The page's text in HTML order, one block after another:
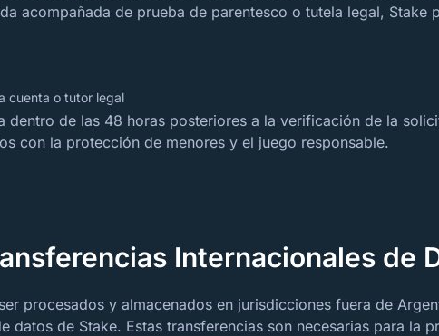
acompañada de prueba de parentesco o tutela legal, Stake
cuenta o tutor legal
dentro de las 48 horas posteriores a la verificación de la
con la protección de menores y el juego responsable.
Internacionales de
procesados y almacenados en jurisdicciones fuera de
datos de Stake. Estas transferencias son necesarias para la